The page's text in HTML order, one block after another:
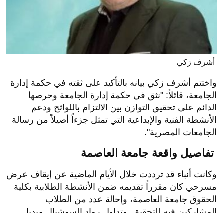
واختتم أشرف زكي بيانه بالتأكيد على ثقته في حكمة إدارة
الجامعة، قائلاً: "نثق في حكمة إدارة الجامعة وحرصها
الدائم على تحقيق التوازن بين الالتزام باللوائح ودعم
الأنشطة الفنية والإبداعية التي تمثل جزءاً أصيلاً من رسالة
الجامعات المصرية".
تفاصيل واقعة جامعة العاصمة
وكانت أنباء قد ترددت خلال الأيام الماضية عن إيقاف عرض
مسرحي كان مقرراً تقديمه ضمن الأنشطة الطلابية بكلية
الحقوق جامعة العاصمة، وإحالة عدد من الطلاب